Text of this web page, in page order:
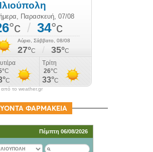
το weather.gr
ΦΑΡΜΑΚΕΙΑ